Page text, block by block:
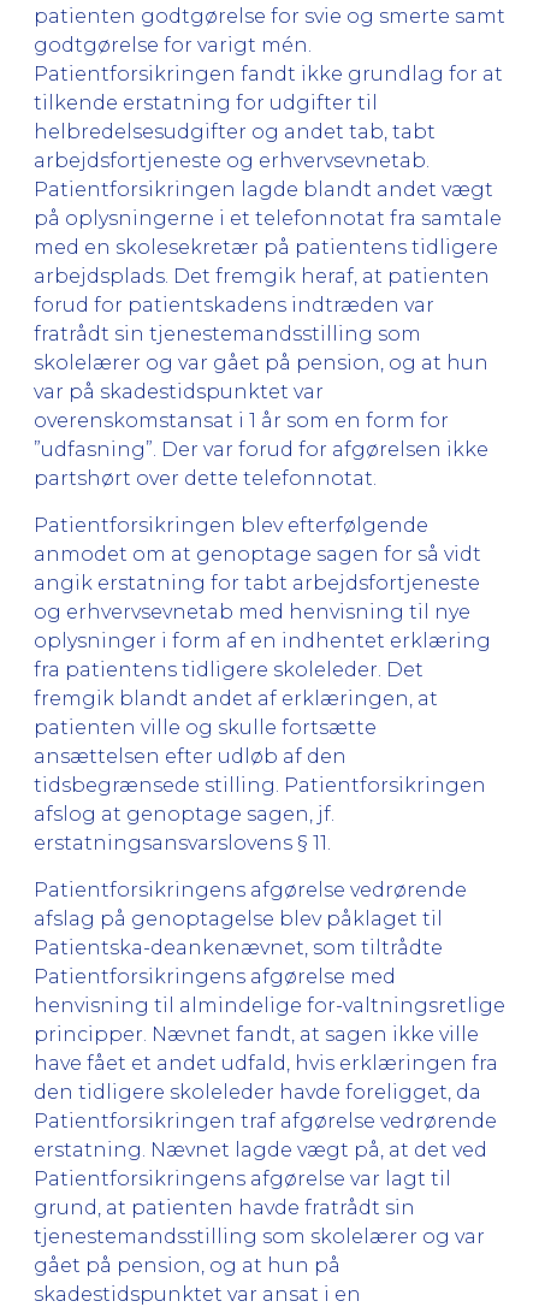
patienten godtgørelse for svie og smerte samt
godtgørelse for varigt mén.
Patientforsikringen fandt ikke grundlag for at
tilkende erstatning for udgifter til
helbredelsesudgifter og andet tab, tabt
arbejdsfortjeneste og erhvervsevnetab.
Patientforsikringen lagde blandt andet vægt
på oplysningerne i et telefonnotat fra samtale
med en skolesekretær på patientens tidligere
arbejdsplads. Det fremgik heraf, at patienten
forud for patientskadens indtræden var
fratrådt sin tjenestemandsstilling som
skolelærer og var gået på pension, og at hun
var på skadestidspunktet var
overenskomstansat i 1 år som en form for
”udfasning”. Der var forud for afgørelsen ikke
partshørt over dette telefonnotat.
Patientforsikringen blev efterfølgende
anmodet om at genoptage sagen for så vidt
angik erstatning for tabt arbejdsfortjeneste
og erhvervsevnetab med henvisning til nye
oplysninger i form af en indhentet erklæring
fra patientens tidligere skoleleder. Det
fremgik blandt andet af erklæringen, at
patienten ville og skulle fortsætte
ansættelsen efter udløb af den
tidsbegrænsede stilling. Patientforsikringen
afslog at genoptage sagen, jf.
erstatningsansvarslovens § 11.
Patientforsikringens afgørelse vedrørende
afslag på genoptagelse blev påklaget til
Patientska-deankenævnet, som tiltrådte
Patientforsikringens afgørelse med
henvisning til almindelige for-valtningsretlige
principper. Nævnet fandt, at sagen ikke ville
have fået et andet udfald, hvis erklæringen fra
den tidligere skoleleder havde foreligget, da
Patientforsikringen traf afgørelse vedrørende
erstatning. Nævnet lagde vægt på, at det ved
Patientforsikringens afgørelse var lagt til
grund, at patienten havde fratrådt sin
tjenestemandsstilling som skolelærer og var
gået på pension, og at hun på
skadestidspunktet var ansat i en